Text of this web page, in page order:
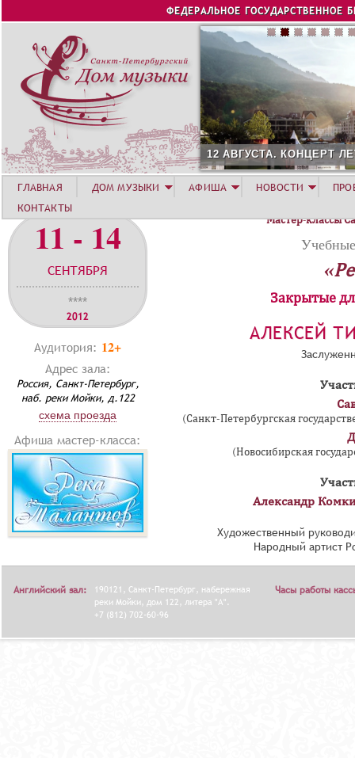
Jump to navigation
ФЕДЕРАЛЬНОЕ ГОСУДАРСТВЕННОЕ
12 АВГУСТА. КОНЦЕРТ
11 - 14
СЕНТЯБРЯ
****
2012
Аудитория: 12+
Адрес зала:
Россия, Санкт-Петербург,
наб. реки Мойки, д.122
схема проезда
Афиша мастер-класса:
Мастер-классы
Закрытые
АЛЕКСЕЙ
(Санкт-Петербургская
(Новосибирская
Александр
Художественный
Народный артист
ГЛАВНАЯ ДОМ МУЗЫКИ АФИША НОВОСТИ
КОНТАКТЫ
Английский зал:
190121, Санкт-Петербург, набережная
реки Мойки, дом 122, литера "А".
+7 (812) 702-60-96
Часы работы